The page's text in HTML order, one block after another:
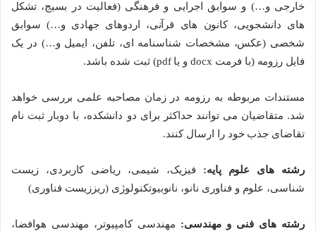
خارجی و…) و سوابق اجرایی و فرهنگی (فعالیت در بسیج، تشکل
های دانشجویی، کانون های قرآنی، اردوهای جهادی و…) سوابق
شخصی (عکس، مشخصات شناسنامه ای، تلفن، ایمیل و…) در یک
فایل رزومه (با فرمت docx و یا pdf) ثبت شده باشد.
مستندات مربوطه به رزومه در زمان مصاحبه علمی بررسی خواهد
شد. متقاضیان می توانند حداکثر برای دو دانشکده، با دوبار ثبت نام
تقاضای جذب خود را ارسال کنند.
رشته های علوم پایه: فیزیک، شیمی، ریاضی کاربردی، زیست
شناسی، علوم و فناوری نانو، نانوبیوتکنولوژی (ریززیست فناوری)
رشته های فنی و مهندسی: مهندسی کامپیوتر، مهندسی هوافضا،